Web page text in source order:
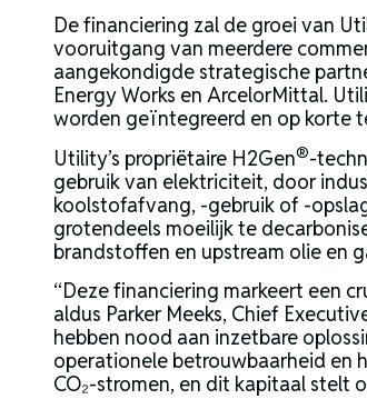
De financiering zal de groei van
vooruitgang van meerdere
aangekondigde strategische
Energy Works en ArcelorMittal.
worden geïntegreerd en op korte
Utility’s propriëtaire H2Gen®-
gebruik van elektriciteit, door
koolstofafvang, -gebruik of -
grotendeels moeilijk te
brandstoffen en upstream olie en
“Deze financiering markeert een
aldus Parker Meeks, Chief
hebben nood aan inzetbare
operationele betrouwbaarheid en
CO₂-stromen, en dit kapitaal stelt